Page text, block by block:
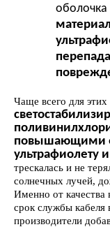
оболочка
Чаще всего для этих
повышающими
ультрафиолету
трескалась и не
солнечных лучей,
Именно от качества
срок службы кабеля
производители